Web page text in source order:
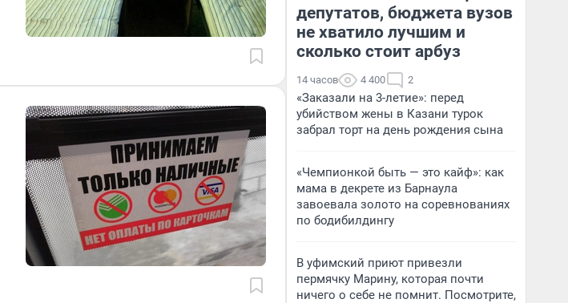
депутатов, бюджета вузов
не хватило лучшим и
сколько стоит арбуз
14 часов 4 400 2
«Заказали на 3-летие»: перед
убийством жены в Казани турок
забрал торт на день рождения сына
«Чемпионкой быть — это кайф»: как
мама в декрете из Барнаула
завоевала золото на соревнованиях
по бодибилдингу
В уфимский приют привезли
пермячку Марину, которая почти
ничего о себе не помнит. Посмотрите,